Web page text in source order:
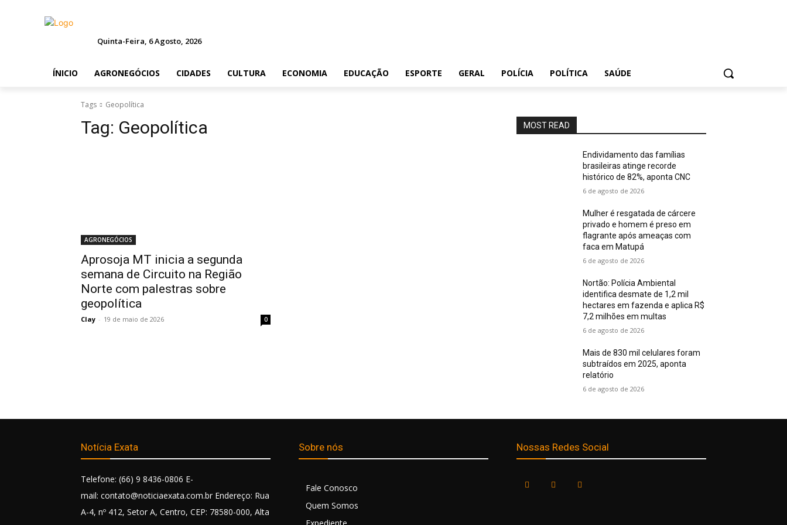
Quinta-Feira, 6 Agosto, 2026
ÍNICIO AGRONEGÓCIOS CIDADES CULTURA ECONOMIA EDUCAÇÃO ESPORTE GERAL POLÍCIA POLÍTICA SAÚDE
Tags Geopolítica
Tag: Geopolítica
AGRONEGÓCIOS
Aprosoja MT inicia a segunda
semana de Circuito na Região
Norte com palestras sobre
geopolítica
Clay - 19 de maio de 2026 0
MOST READ
Endividamento das famílias
brasileiras atinge recorde
histórico de 82%, aponta CNC
6 de agosto de 2026
Mulher é resgatada de cárcere
privado e homem é preso em
flagrante após ameaças com
faca em Matupá
6 de agosto de 2026
Nortão: Polícia Ambiental
identifica desmate de 1,2 mil
hectares em fazenda e aplica R$
7,2 milhões em multas
6 de agosto de 2026
Mais de 830 mil celulares foram
subtraídos em 2025, aponta
relatório
6 de agosto de 2026
Notícia Exata
Telefone: (66) 9 8436-0806 E-
mail: contato@noticiaexata.com.br Endereço: Rua
A-4, nº 412, Setor A, Centro, CEP: 78580-000, Alta
Sobre nós
Fale Conosco
Quem Somos
Nossas Redes Social